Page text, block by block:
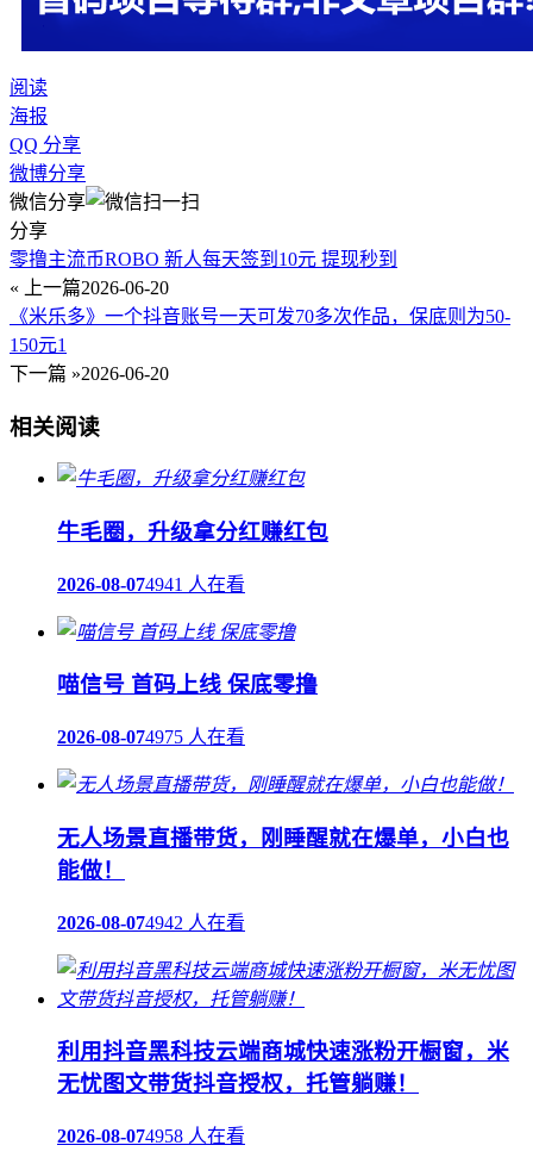
阅读
海报
QQ 分享
微博分享
微信分享
分享
零撸主流币ROBO 新人每天签到10元 提现秒到
« 上一篇2026-06-20
《米乐多》一个抖音账号一天可发70多次作品，保底则为50-
150元1
下一篇 »2026-06-20
相关阅读
牛毛圈，升级拿分红赚红包
2026-08-074941 人在看
喵信号 首码上线 保底零撸
2026-08-074975 人在看
无人场景直播带货，刚睡醒就在爆单，小白也
能做！
2026-08-074942 人在看
利用抖音黑科技云端商城快速涨粉开橱窗，米
无忧图文带货抖音授权，托管躺赚！
2026-08-074958 人在看